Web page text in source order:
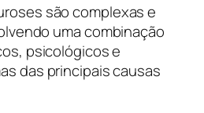
são complexas e
uma combinação
psicológicos e
das principais causas